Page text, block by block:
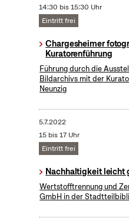
14:30 bis 15:30 Uhr
Eintritt frei
Chargesheimer
Kuratorenführung
Führung durch die
Bildarchivs mit der
Neunzig
5.7.2022
15 bis 17 Uhr
Eintritt frei
Nachhaltigkeit leicht
Wertstofftrennung und
GmbH in der